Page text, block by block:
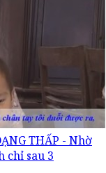
THẤP - Nhờ
chỉ sau 3